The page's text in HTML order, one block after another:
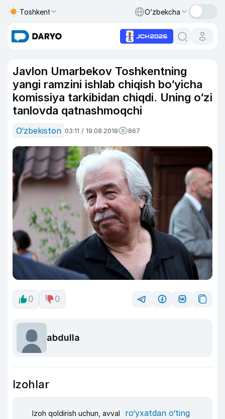
Toshkent O‘zbekcha
Javlon Umarbekov Toshkentning
yangi ramzini ishlab chiqish bo‘yicha
komissiya tarkibidan chiqdi. Uning o‘zi
tanlovda qatnashmoqchi
O‘zbekiston 03:11 / 19.08.2018 867
0 0
abdulla
Izohlar
Izoh qoldirish uchun, avval ro‘yxatdan o‘ting